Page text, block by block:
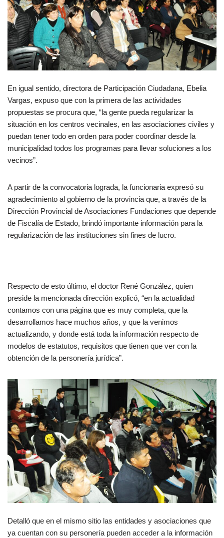
En igual sentido, directora de Participación Ciudadana, Ebelia
Vargas, expuso que con la primera de las actividades
propuestas se procura que, “la gente pueda regularizar la
situación en los centros vecinales, en las asociaciones civiles y
puedan tener todo en orden para poder coordinar desde la
municipalidad todos los programas para llevar soluciones a los
vecinos”.
A partir de la convocatoria lograda, la funcionaria expresó su
agradecimiento al gobierno de la provincia que, a través de la
Dirección Provincial de Asociaciones Fundaciones que depende
de Fiscalía de Estado, brindó importante información para la
regularización de las instituciones sin fines de lucro.
Respecto de esto último, el doctor René González, quien
preside la mencionada dirección explicó, “en la actualidad
contamos con una página que es muy completa, que la
desarrollamos hace muchos años, y que la venimos
actualizando, y donde está toda la información respecto de
modelos de estatutos, requisitos que tienen que ver con la
obtención de la personería jurídica”.
Detalló que en el mismo sitio las entidades y asociaciones que
ya cuentan con su personería pueden acceder a la información